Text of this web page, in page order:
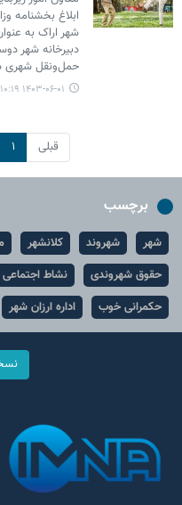
ابلاغ بخشنامه
شهر اراک به
دبیرخانه شهر
حمل‌ونقل شهری
۱۴۰۳-۰۶-۰۱ ۱۰:۱۹
قبلی ۱
برچسب
شهر شهروند کلانشهر
حقوق شهروندی
نشاط اجتماعی
حکمرانی خوب
اداره ارزان شهر